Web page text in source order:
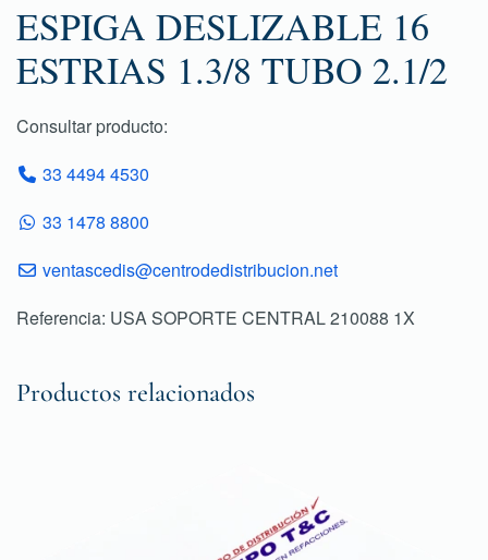
ESPIGA DESLIZABLE 16
ESTRIAS 1.3/8 TUBO 2.1/2
Consultar producto:
33 4494 4530
33 1478 8800
ventascedis@centrodedistribucion.net
Referencia: USA SOPORTE CENTRAL 210088 1X
Productos relacionados